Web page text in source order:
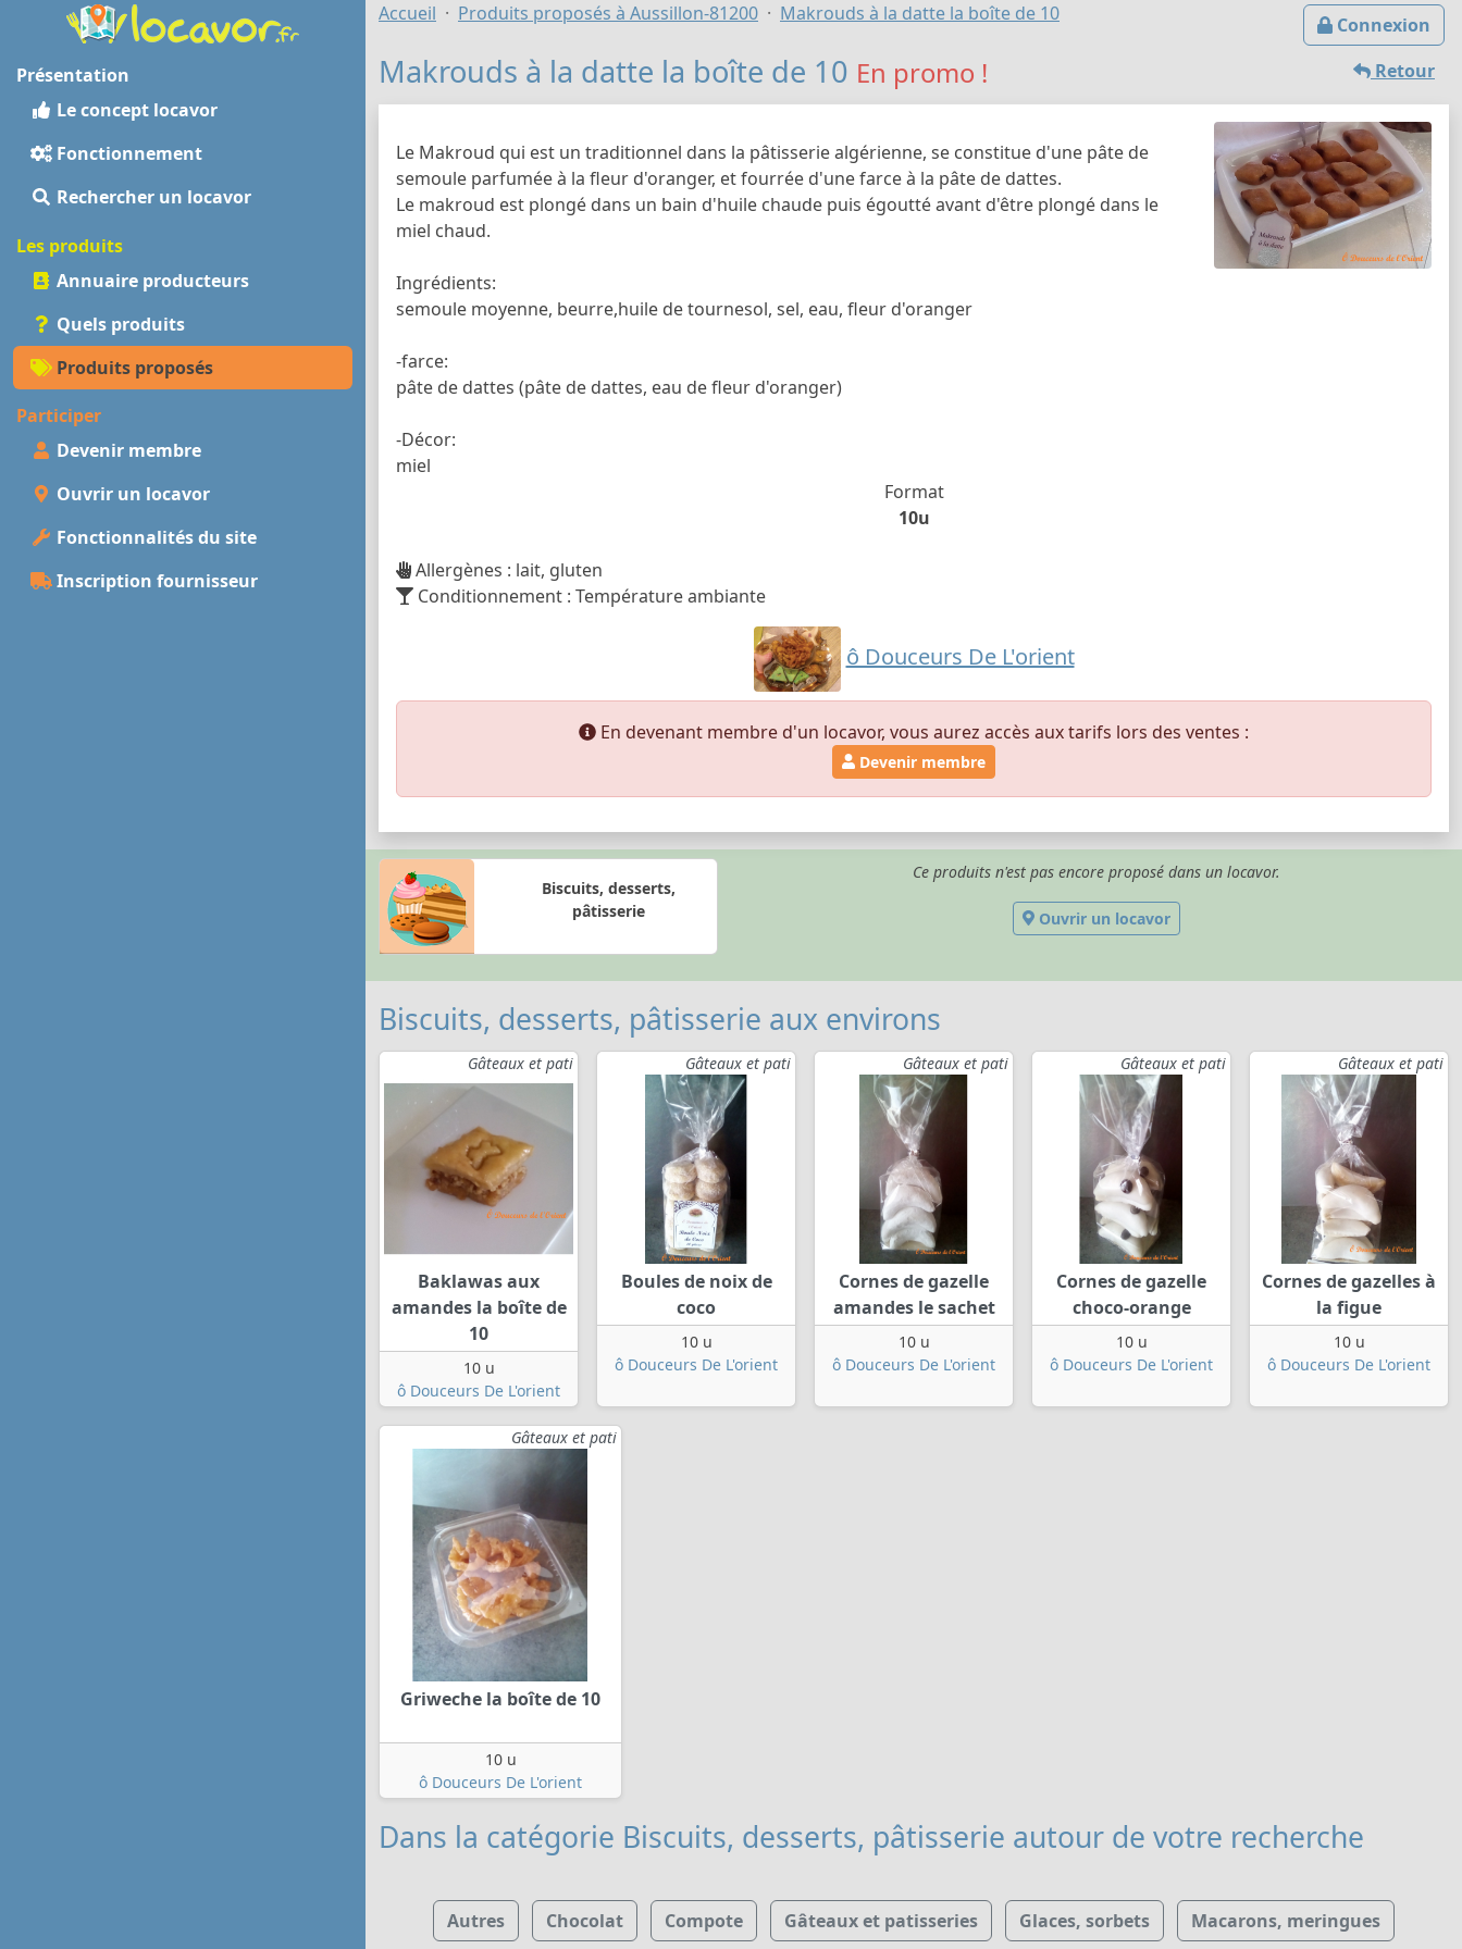
Présentation
Le concept locavor
Fonctionnement
Rechercher un locavor
Les produits
Annuaire producteurs
Quels produits
Produits proposés
Participer
Devenir membre
Ouvrir un locavor
Fonctionnalités du site
Inscription fournisseur
Connexion
Accueil Produits proposés à Aussillon-81200 Makrouds à la datte la boîte de 10
Retour
Makrouds à la datte la boîte de 10 En promo !
Le Makroud qui est un traditionnel dans la pâtisserie algérienne, se constitue d'une pâte de
semoule parfumée à la fleur d'oranger, et fourrée d'une farce à la pâte de dattes.
Le makroud est plongé dans un bain d'huile chaude puis égoutté avant d'être plongé dans le
miel chaud.
Ingrédients:
semoule moyenne, beurre,huile de tournesol, sel, eau, fleur d'oranger
-farce:
pâte de dattes (pâte de dattes, eau de fleur d'oranger)
-Décor:
miel
Format
10u
Allergènes : lait, gluten
Conditionnement : Température ambiante
ô Douceurs De L'orient
En devenant membre d'un locavor, vous aurez accès aux tarifs lors des ventes :
Devenir membre
Biscuits, desserts,
pâtisserie
Ce produits n'est pas encore proposé dans un locavor.
Ouvrir un locavor
Biscuits, desserts, pâtisserie aux environs
Gâteaux et pati
Baklawas aux
amandes la boîte de
10
10 u
ô Douceurs De L'orient
Gâteaux et pati
Boules de noix de
coco
10 u
ô Douceurs De L'orient
Gâteaux et pati
Cornes de gazelle
amandes le sachet
10 u
ô Douceurs De L'orient
Gâteaux et pati
Cornes de gazelle
choco-orange
10 u
ô Douceurs De L'orient
Gâteaux et pati
Cornes de gazelles à
la figue
10 u
ô Douceurs De L'orient
Gâteaux et pati
Griweche la boîte de 10
10 u
ô Douceurs De L'orient
Dans la catégorie Biscuits, desserts, pâtisserie autour de votre recherche
Autres Chocolat Compote Gâteaux et patisseries Glaces, sorbets Macarons, meringues